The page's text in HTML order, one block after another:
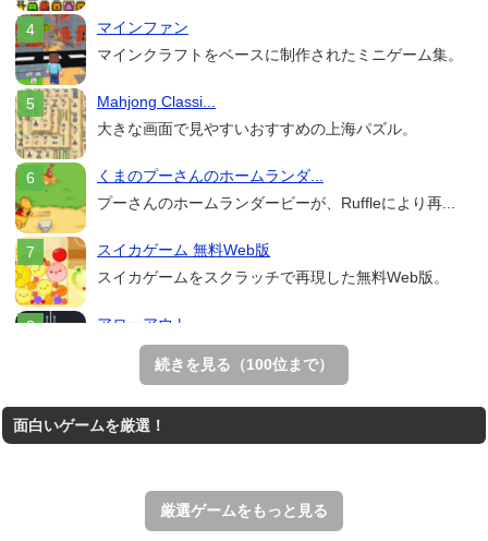
マインファン
マインクラフトをベースに制作されたミニゲーム集。
Mahjong Classi...
大きな画面で見やすいおすすめの上海パズル。
くまのプーさんのホームランダ...
プーさんのホームランダービーが、Ruffleにより再...
スイカゲーム 無料Web版
スイカゲームをスクラッチで再現した無料Web版。
アローアウト
すべての矢印を画面外へ導くパズルゲーム。
ホールを巨大に育成する落とし穴ゲーム。
王国を構築していく放置系のシミュレーションゲーム。
続きを見る（100位まで）
面白いゲームを厳選！
厳選ゲームをもっと見る